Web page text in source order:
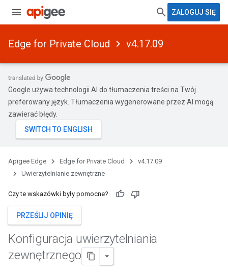
ZALOGUJ SIĘ
Edge for Private Cloud v4.17.09
Google używa technologii AI do tłumaczenia treści na Twój
preferowany język. Tłumaczenia wygenerowane przez AI mogą
zawierać błędy.
Apigee Edge Edge for Private Cloud
v4.17.09
Uwierzytelnianie zewnętrzne
Czy te wskazówki były pomocne?
PRZEŚLIJ OPINIĘ
Konfiguracja uwierzytelniania
zewnętrznego